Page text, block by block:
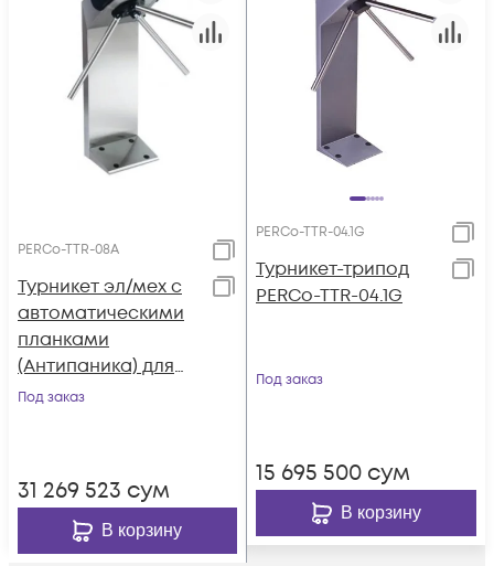
PERCo-TTR-08A
Турникет эл/мех с
автоматическими
планками
(Антипаника) для
эксплуатации на
Под заказ
31 269 523 сум
В корзину
PERCo-TTR-04.1G
Турникет-трипод
PERCo-TTR-04.1G
Под заказ
15 695 500 сум
В корзину